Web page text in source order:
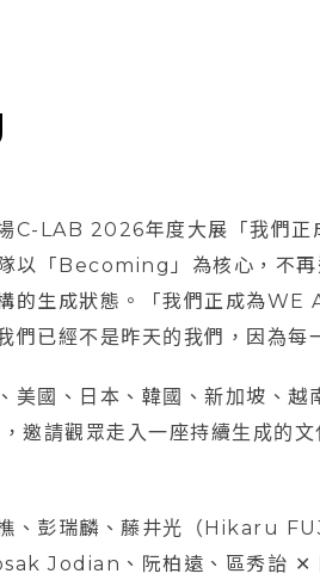
C-LAB 2026年度大展「我們
以「Becoming」為核心，不
的生成狀態。「我們正成為
們已經不是昨天的我們，因為每
美國、日本、韓國、新加坡、
邀請觀眾走入一座持續生成的
、彭瑞麟、藤井光（Hikaru
Jodian、阮柏遠、區秀詒 ✕